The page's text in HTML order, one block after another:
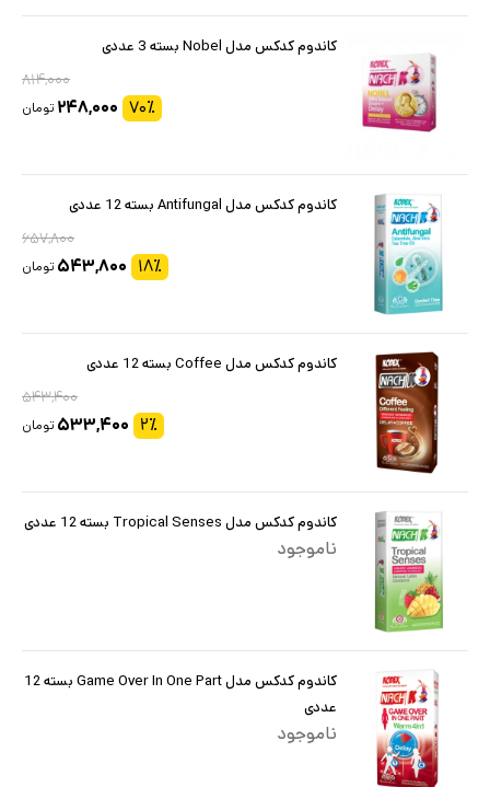
کاندوم کدکس مدل Nobel بسته 3 عددی
۸۱۴,۰۰۰
۷۰٪ ۲۴۸,۰۰۰ تومان
کاندوم کدکس مدل Antifungal بسته 12 عددی
۶۵۷,۸۰۰
۱۸٪ ۵۴۳,۸۰۰ تومان
کاندوم کدکس مدل Coffee بسته 12 عددی
۵۴۳,۴۰۰
۲٪ ۵۳۳,۴۰۰ تومان
کاندوم کدکس مدل Tropical Senses بسته 12 عددی
ناموجود
کاندوم کدکس مدل Game Over In One Part بسته 12
عددی
ناموجود